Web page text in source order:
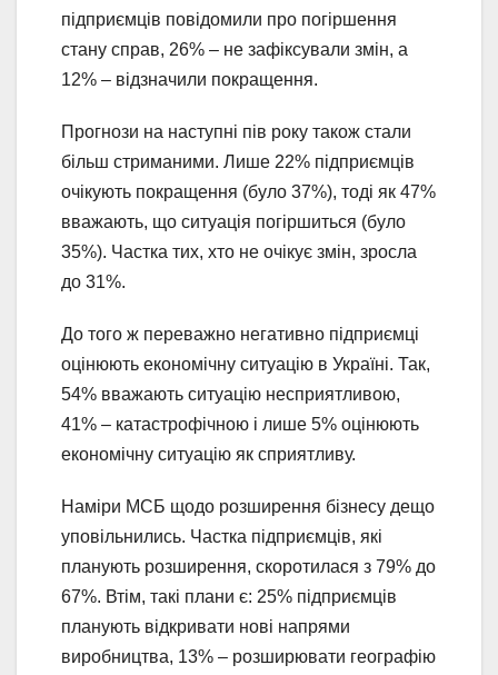
підприємців повідомили про погіршення
стану справ, 26% – не зафіксували змін, а
12% – відзначили покращення.
Прогнози на наступні пів року також стали
більш стриманими. Лише 22% підприємців
очікують покращення (було 37%), тоді як 47%
вважають, що ситуація погіршиться (було
35%). Частка тих, хто не очікує змін, зросла
до 31%.
До того ж переважно негативно підприємці
оцінюють економічну ситуацію в Україні. Так,
54% вважають ситуацію несприятливою,
41% – катастрофічною і лише 5% оцінюють
економічну ситуацію як сприятливу.
Наміри МСБ щодо розширення бізнесу дещо
уповільнились. Частка підприємців, які
планують розширення, скоротилася з 79% до
67%. Втім, такі плани є: 25% підприємців
планують відкривати нові напрями
виробництва, 13% – розширювати географію